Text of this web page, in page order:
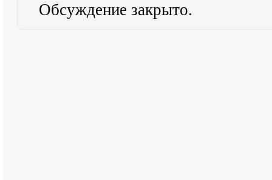
Обсуждение закрыто.